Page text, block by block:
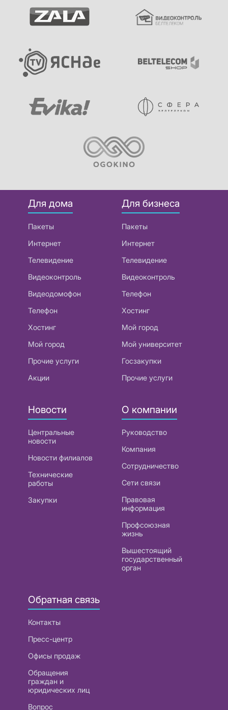
Для дома
Пакеты
Интернет
Телевидение
Видеоконтроль
Видеодомофон
Телефон
Хостинг
Мой город
Прочие услуги
Акции
Для бизнеса
Пакеты
Интернет
Телевидение
Видеоконтроль
Телефон
Хостинг
Мой город
Мой университет
Госзакупки
Прочие услуги
Новости
Центральные
новости
Новости филиалов
Технические
работы
Закупки
О компании
Руководство
Компания
Сотрудничество
Сети связи
Правовая
информация
Профсоюзная
жизнь
Вышестоящий
государственный
орган
Обратная связь
Контакты
Пресс-центр
Офисы продаж
Обращения
граждан и
юридических лиц
Вопрос